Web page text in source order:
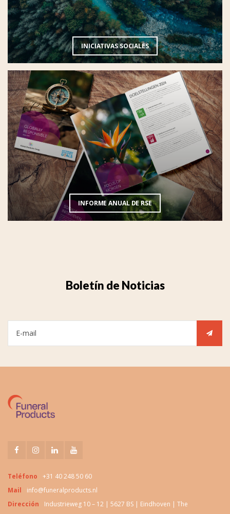
INICIATIVAS SOCIALES
INFORME ANUAL DE RSE
Boletín de Noticias
Teléfono
+31 40 248 50 60
Mail
info@funeralproducts.nl
Dirección
Industrieweg 10 – 12 | 5627 BS | Eindhoven | The